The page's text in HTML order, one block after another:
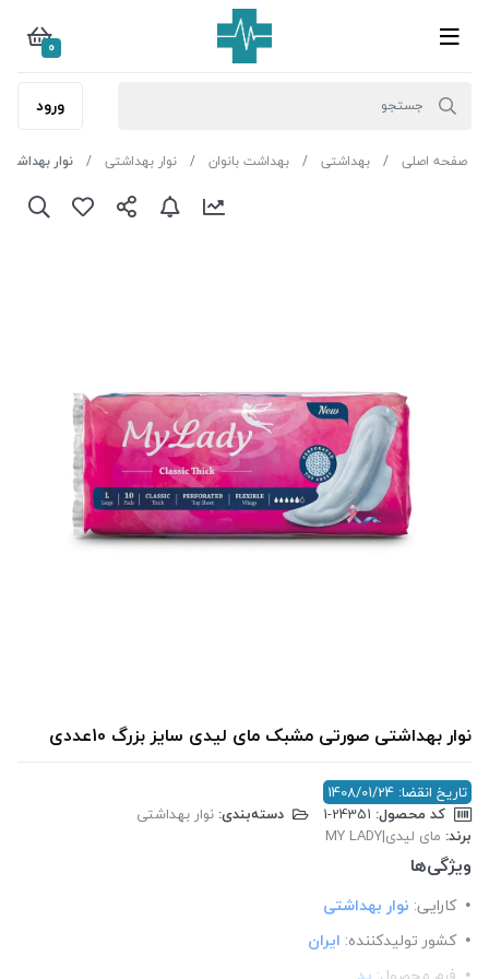
0
ورود
صفحه اصلی بهداشتی بهداشت بانوان نوار بهداشتی نوار
نوار بهداشتی صورتی مشبک مای لیدی سایز بزرگ 10عددی
تاریخ انقضا: 1408/01/24
کد محصول:
دسته‌بندی: نوار بهداشتی
برند: مای لیدی|MY LADY
ویژگی‌ها
کارایی: نوار بهداشتی
کشور تولید‎کننده:
ایران